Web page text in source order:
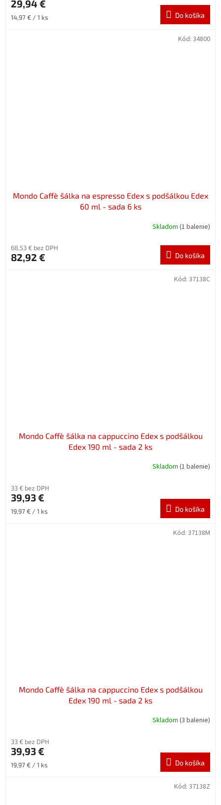
29,94 €
Jednotková
14,97 € / 1 ks Do košíka
Mondo Caffè šálka na espresso Edex s podšálkou Edex
60 ml - sada 6 ks
Skladom (1 balenie)
68,53 € bez DPH
82,92 € Do košíka
Kód: 34800
Mondo Caffè šálka na cappuccino Edex s podšálkou
Edex 190 ml - sada 2 ks
Skladom (1 balenie)
33 € bez DPH
39,93 €
Jednotková
19,97 € / 1 ks Do košíka
Kód: 37138C
Mondo Caffè šálka na cappuccino Edex s podšálkou
Edex 190 ml - sada 2 ks
Skladom (3 balenie)
33 € bez DPH
39,93 €
Jednotková
19,97 € / 1 ks Do košíka
Kód: 37138M
Kód: 37138Z